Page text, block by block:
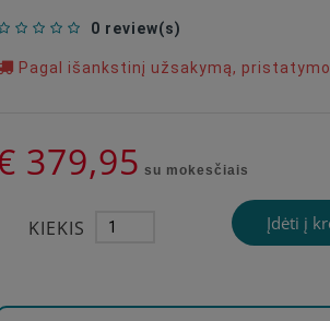
0 review(s)
Pagal išankstinį užsakymą,
379,95 su mokesčiais
KIEKIS Įdėti į